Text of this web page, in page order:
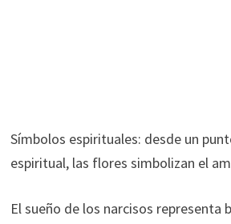
Símbolos espirituales: desde un
espiritual, las flores simbolizan el
El sueño de los narcisos representa